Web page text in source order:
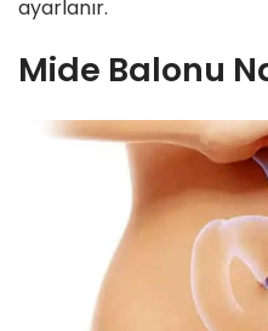
ayarlanır.
Mide Balonu